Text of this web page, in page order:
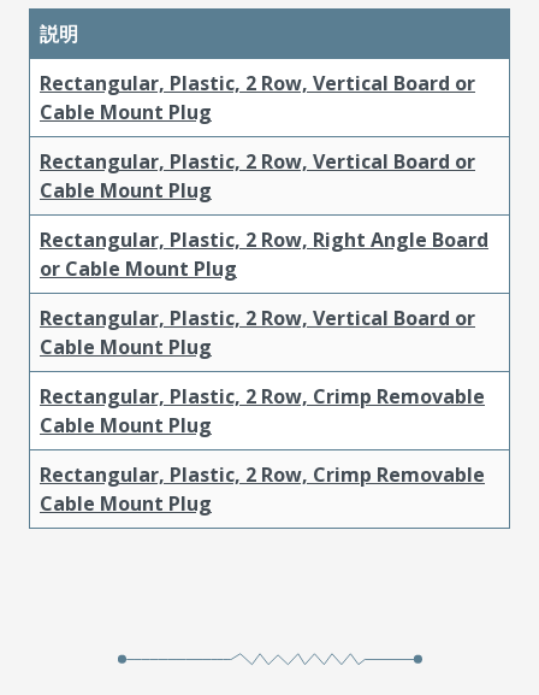
説明
Rectangular, Plastic, 2 Row, Vertical Board or
Cable Mount Plug
Rectangular, Plastic, 2 Row, Vertical Board or
Cable Mount Plug
Rectangular, Plastic, 2 Row, Right Angle Board
or Cable Mount Plug
Rectangular, Plastic, 2 Row, Vertical Board or
Cable Mount Plug
Rectangular, Plastic, 2 Row, Crimp Removable
Cable Mount Plug
Rectangular, Plastic, 2 Row, Crimp Removable
Cable Mount Plug